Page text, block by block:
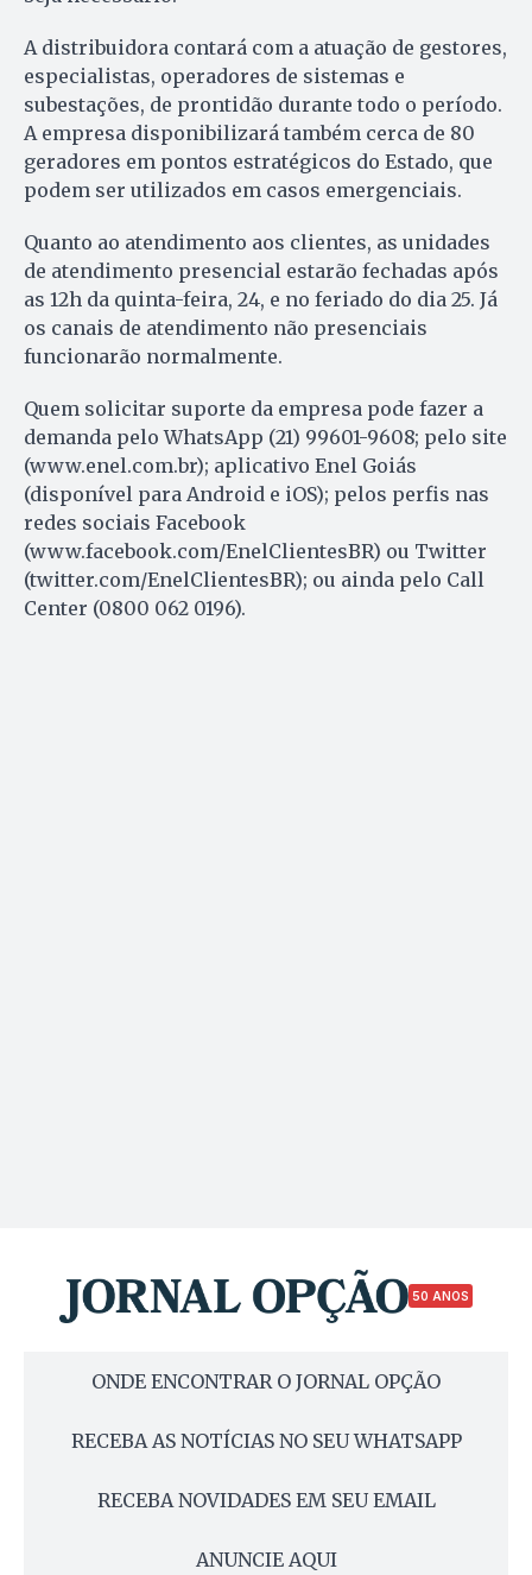
A distribuidora contará com a atuação de gestores,
especialistas, operadores de sistemas e
subestações, de prontidão durante todo o período.
A empresa disponibilizará também cerca de 80
geradores em pontos estratégicos do Estado, que
podem ser utilizados em casos emergenciais.
Quanto ao atendimento aos clientes, as unidades
de atendimento presencial estarão fechadas após
as 12h da quinta-feira, 24, e no feriado do dia 25. Já
os canais de atendimento não presenciais
funcionarão normalmente.
Quem solicitar suporte da empresa pode fazer a
demanda pelo WhatsApp (21) 99601-9608; pelo site
(www.enel.com.br); aplicativo Enel Goiás
(disponível para Android e iOS); pelos perfis nas
redes sociais Facebook
(www.facebook.com/EnelClientesBR) ou Twitter
(twitter.com/EnelClientesBR); ou ainda pelo Call
Center (0800 062 0196).
50 ANOS
ONDE ENCONTRAR O JORNAL OPÇÃO
RECEBA AS NOTÍCIAS NO SEU WHATSAPP
RECEBA NOVIDADES EM SEU EMAIL
ANUNCIE AQUI